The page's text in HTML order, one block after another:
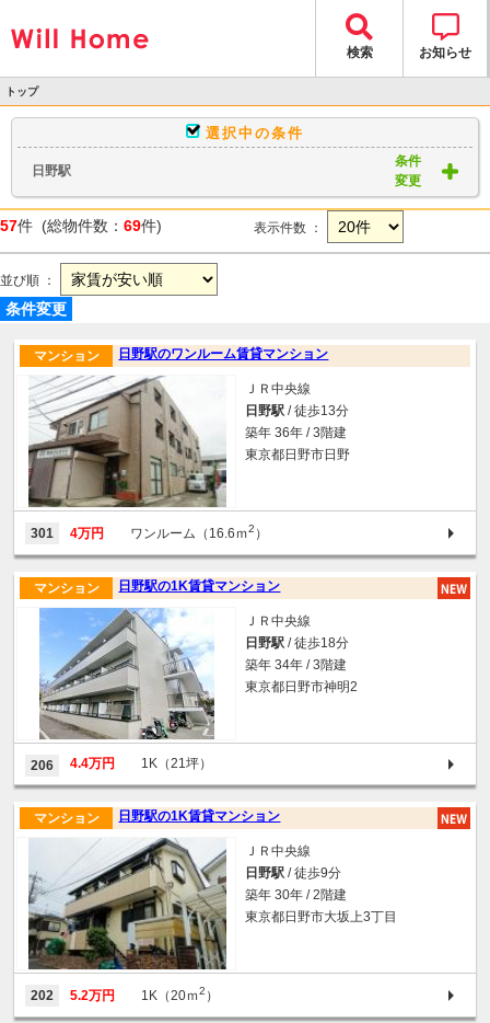
検索 お知らせ
トップ
物件検索
> 物件一覧
選択中の条件
日野駅
条件
変更
57件 (総物件数： 69件) 表示件数 ：
並び順 ：
条件変更
日野駅のワンルーム賃貸マンション
マンション
ＪＲ中央線
日野駅 / 徒歩13分
築年 36年 / 3階建
東京都日野市日野
301 4万円 ワンルーム（16.6ｍ2 ）
日野駅の1K賃貸マンション
マンション
ＪＲ中央線
日野駅 / 徒歩18分
築年 34年 / 3階建
東京都日野市神明2
206 4.4万円 1K（21坪）
日野駅の1K賃貸マンション
マンション
ＪＲ中央線
日野駅 / 徒歩9分
築年 30年 / 2階建
東京都日野市大坂上3丁目
202 5.2万円 1K（20ｍ2 ）